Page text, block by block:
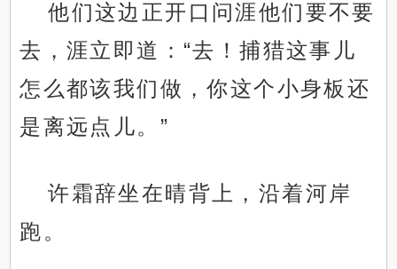
他们这边正开口问涯他们要不要
去，涯立即道：“去！捕猎这事儿
怎么都该我们做，你这个小身板还
是离远点儿。”
许霜辞坐在晴背上，沿着河岸
跑。